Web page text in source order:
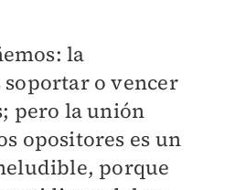
la
o vencer
pero la unión
opositores es un
porque